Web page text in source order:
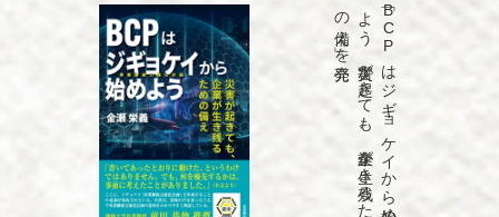
「B
C
P
は
ジ
ギ
ョ
ケ
イ
か
ら
始め
よ
う
災害が
起き
て
も
、
企業が
生き
残る
た
め
の
備え
」を
発売